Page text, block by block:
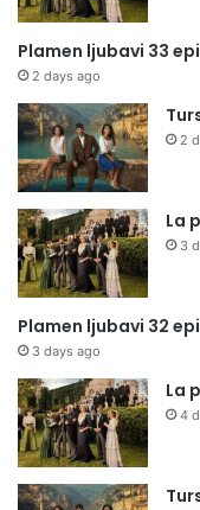
Plamen ljubavi 33
2 days ago
2
La
3
Plamen ljubavi 32
3 days ago
La
4